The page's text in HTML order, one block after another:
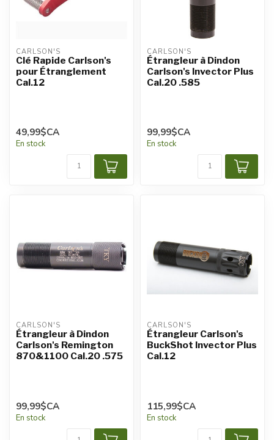
CARLSON'S
Clé Rapide Carlson's
pour Étranglement
Cal.12
49,99$CA
En stock
CARLSON'S
Étrangleur à Dindon
Carlson's Invector Plus
Cal.20 .585
99,99$CA
En stock
CARLSON'S
Étrangleur à Dindon
Carlson's Remington
870&1100 Cal.20 .575
99,99$CA
En stock
CARLSON'S
Étrangleur Carlson's
BuckShot Invector Plus
Cal.12
115,99$CA
En stock